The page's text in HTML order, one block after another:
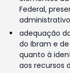
Federal,
adequação
do Ibram e
quanto à
aos recursos